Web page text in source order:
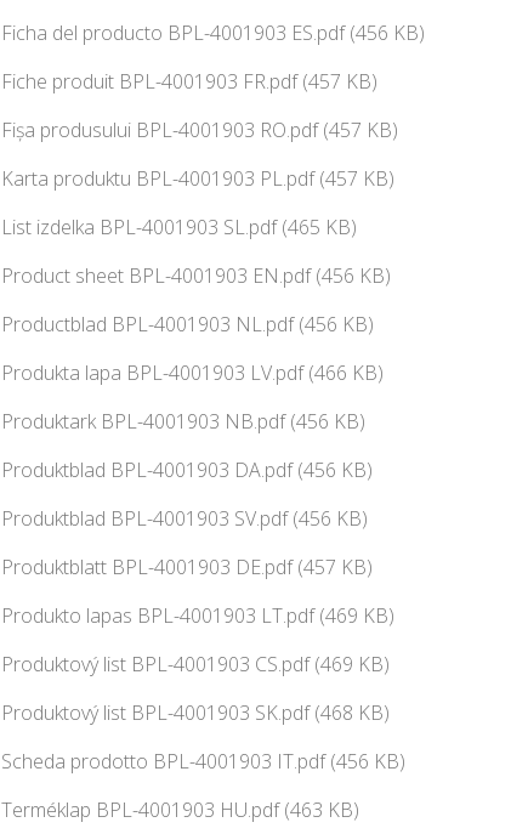
Ficha del producto BPL-4001903 ES.pdf (456 KB)
Fiche produit BPL-4001903 FR.pdf (457 KB)
Fișa produsului BPL-4001903 RO.pdf (457 KB)
Karta produktu BPL-4001903 PL.pdf (457 KB)
List izdelka BPL-4001903 SL.pdf (465 KB)
Product sheet BPL-4001903 EN.pdf (456 KB)
Productblad BPL-4001903 NL.pdf (456 KB)
Produkta lapa BPL-4001903 LV.pdf (466 KB)
Produktark BPL-4001903 NB.pdf (456 KB)
Produktblad BPL-4001903 DA.pdf (456 KB)
Produktblad BPL-4001903 SV.pdf (456 KB)
Produktblatt BPL-4001903 DE.pdf (457 KB)
Produkto lapas BPL-4001903 LT.pdf (469 KB)
Produktový list BPL-4001903 CS.pdf (469 KB)
Produktový list BPL-4001903 SK.pdf (468 KB)
Scheda prodotto BPL-4001903 IT.pdf (456 KB)
Terméklap BPL-4001903 HU.pdf (463 KB)